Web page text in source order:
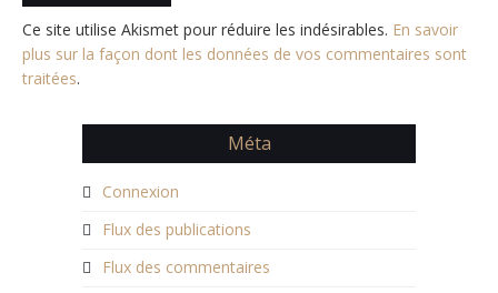
Ce site utilise Akismet pour réduire les indésirables. En savoir
plus sur la façon dont les données de vos commentaires sont
traitées.
Méta
Connexion
Flux des publications
Flux des commentaires